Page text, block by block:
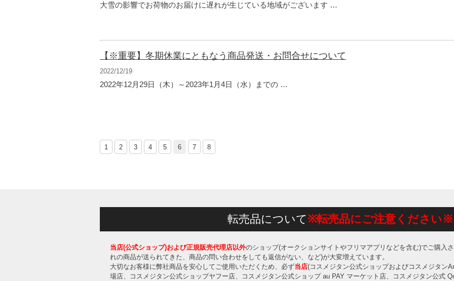
大雪の影響でお荷物のお届けに遅れが生じている地域がございます …
【※重要】冬期休業にともなう商品発送・お問合せについて
2022/12/19
2022年12月29日（木）～2023年1月4日（水）までの …
1 2 3 4 5 6 7 8
転売品について※転売品にご注意ください※
当店(公式ショップ)および正規販売代理店以外のショップ(オークションサイトやフリマアプリなどを含む)でご購入
れの商品が送られてきた、商品の問い合わせをしても返信がない、など)が大変増えています。
大切なお客様に弊社商品を安心してご使用いただくため、必ず当店(コスメジタン公式ショップおよびコスメジタン
場店、コスメジタン公式ショップヤフー店、コスメジタン公式ショップ au PAY マーケット店、コスメジタン公式